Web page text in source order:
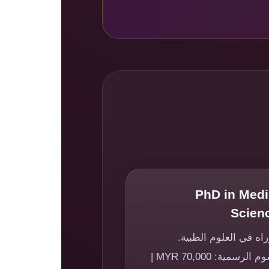
PhD in
في العلوم الطبية.
الرسوم الرسمية: MYR 70,000 |